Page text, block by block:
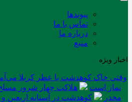
پیوندها
تماس با ما
درباره ما
منبع
اخبار ویژه
وقتی خاک کوهدشت با عطر کربلا
نماز است
مخدر
کوهدشت در آستانه اربعین